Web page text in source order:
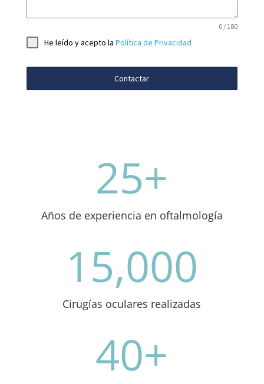
0 / 180
He leído y acepto la Política de Privacidad
Contactar
25+
Años de experiencia en oftalmología
15,000
Cirugías oculares realizadas
40+